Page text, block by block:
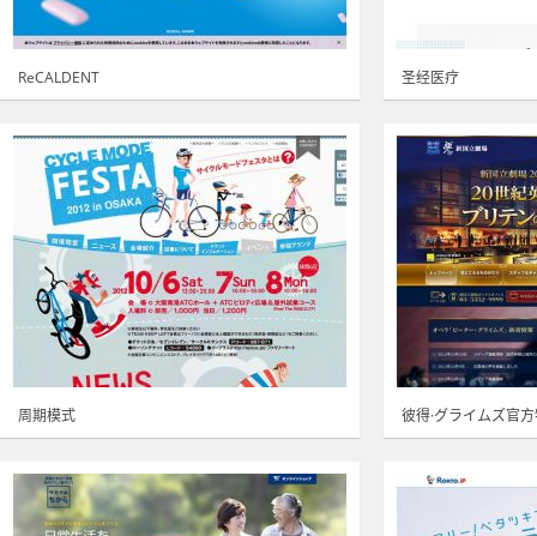
ReCALDENT 圣经医疗
周期模式 彼得·グライムズ官